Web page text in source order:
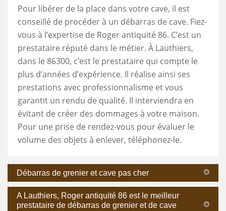
Pour libérer de la place dans votre cave, il est
conseillé de procéder à un débarras de cave. Fiez-
vous à l’expertise de Roger antiquité 86. C’est un
prestataire réputé dans le métier. À Lauthiers,
dans le 86300, c’est le prestataire qui compte le
plus d’années d’expérience. Il réalise ainsi ses
prestations avec professionnalisme et vous
garantit un rendu de qualité. Il interviendra en
évitant de créer des dommages à votre maison.
Pour une prise de rendez-vous pour évaluer le
volume des objets à enlever, téléphonez-le.
Débarras de grenier et cave pas cher
A Lauthiers, Roger antiquité 86 est le meilleur
prestataire de débarras de grenier et de cave